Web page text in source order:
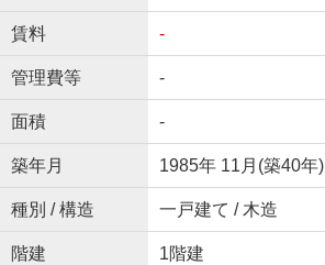
賃料 -
管理費等 -
面積 -
築年月 1985年 11月(築40年)
種別 / 構造 一戸建て / 木造
階建 1階建